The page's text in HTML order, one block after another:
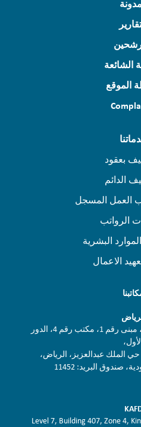
الشائعة
الموقع
بعقود
الدائم
العمل المسجل
الرواتب
البشرية
الاعمال
شركة أفضل حلول المواهب، مبنى رقم 1، مكتب رقم 4، الدور
الملك عبدالعزيز، الرياض،
صندوق البريد: 11452
Level 7, Building 407, Zone 4,